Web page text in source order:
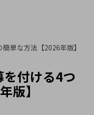
単な方法【2026年版】
付ける4つ
版】